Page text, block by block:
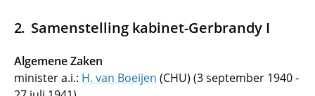
Samenstelling kabinet-Gerbrandy I
Algemene Zaken
minister a.i.: H. van Boeijen (CHU) (3 september 1940 -